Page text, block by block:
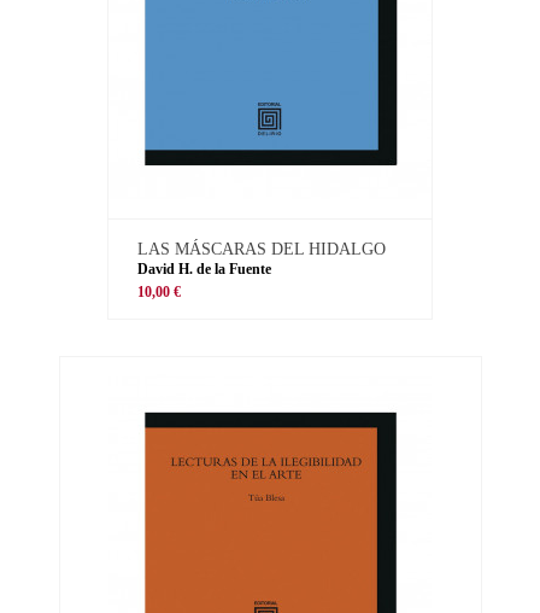
LAS MÁSCARAS DEL HIDALGO
David H. de la Fuente
10,00 €